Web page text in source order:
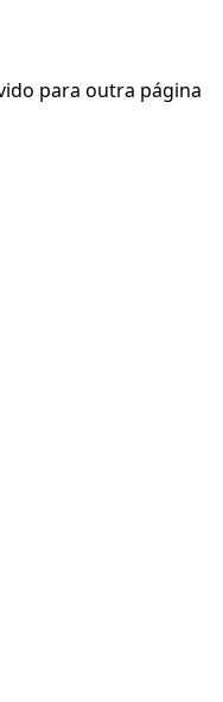
para outra página